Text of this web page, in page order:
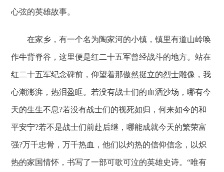
心弦的英雄故事。
在家乡，有一个名为陶家河的小镇，镇里有道山岭唤
作牛背脊谷，这里便是红二十五军曾经战斗的地方。站在
红二十五军纪念碑前，仰望着那傲然挺立的烈士雕像，我
心潮澎湃，热泪盈眶。若没有战士们的血洒沙场，哪有今
天的生生不息?若没有战士们的视死如归，何来如今的和
平安宁?若不是战士们前赴后继，哪能成就今天的繁荣富
强?万千忠骨，万千热血，他们以灼热的信仰信念，以炽
热的家国情怀，书写了一部可歌可泣的英雄史诗。“唯有